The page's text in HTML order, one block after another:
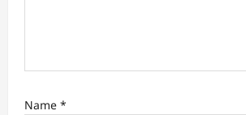
Name *